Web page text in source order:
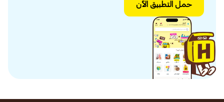
حمل التطبيق الآن